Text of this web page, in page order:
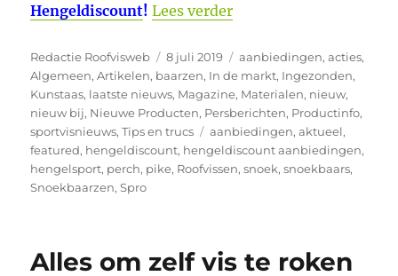
Hengeldiscount! Lees verder“Aanbiedingen
Auteur
Redactie Roofvisweb
Geplaatst
op
8 juli 2019 Categorieën
aanbiedingen,acties,
Algemeen,Artikelen, baarzen, In de markt, Ingezonden,
Kunstaas, laatste nieuws, Magazine, Materialen, nieuw,
nieuw bij, Nieuwe Producten, Persberichten, Productinfo,
sportvisnieuws,Tips en trucs Tags
aanbiedingen,aktueel,
featured, hengeldiscount, hengeldiscount aanbiedingen,
hengelsport, perch, pike, Roofvissen,snoek,snoekbaars,
Snoekbaarzen,Spro
Alles om zelf vis te roken